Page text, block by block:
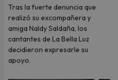
Tras la fuerte denuncia que
realizó su excompañera y
amiga Naldy Saldaña, los
cantantes de La Bella Luz
decidieron expresarle su
apoyo.